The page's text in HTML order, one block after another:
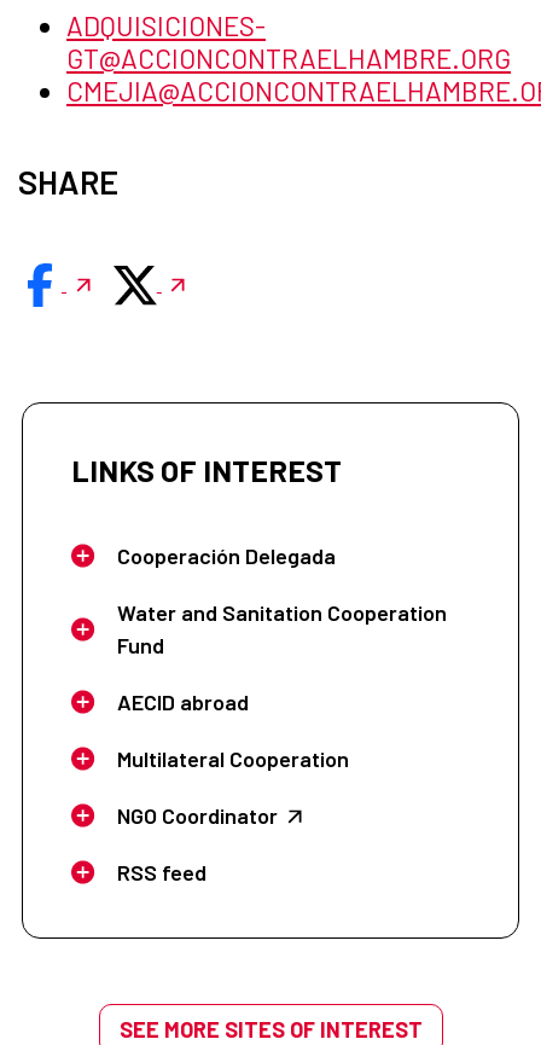
ADQUISICIONES-
GT@ACCIONCONTRAELHAMBRE.ORG
SHARE
LINKS OF INTEREST
Cooperación Delegada
Water and Sanitation Cooperation
Fund
AECID abroad
Multilateral Cooperation
NGO Coordinator
RSS feed
SEE MORE SITES OF INTEREST